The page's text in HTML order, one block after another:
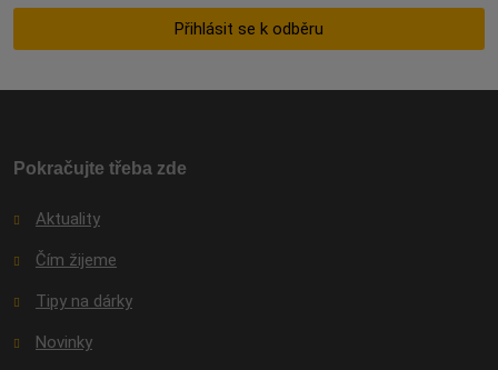
Přihlásit se k odběru
odeslat.
Pokračujte třeba zde
Aktuality
Čím žijeme
Tipy na dárky
Novinky